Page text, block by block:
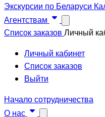
Экскурсии по Беларуси
Агентствам
Список заказов Личный
Личный кабинет
Список заказов
Выйти
Начало сотрудничества
О нас